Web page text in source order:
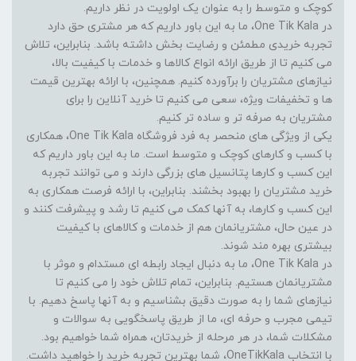
کوچک و متوسط را به عنوان یک اولویت در نظر داریم.
در One Tik Kala، ما به این باور داریم که هر مشتری حق دارد
تجربه خریدی مطمئن و رضایت بخش داشته باشد. بنابراین، تلاش
می کنیم تا از طریق ارائه انواع کالاها و خدمات با کیفیت بالا،
نیازهای مشتریان را برآورده کنیم. همچنین، با ارائه بهترین قیمت
ها و تخفیفات ویژه، سعی می کنیم تا خرید آنلاین را برای
مشتریان به صرفه تر و ساده تر کنیم.
یکی از ویژگی های منحصر به فرد فروشگاه One Tik Kala، همکاری
با کسب و کارهای کوچک و متوسط است. ما به این باور داریم که
این کسب و کارها پتانسیل های بزرگی دارند و می توانند تجربه
خرید مشتریان را بهبود بخشند. بنابراین، با ارائه فرصت همکاری به
این کسب و کارها، به آنها کمک می کنیم تا رشد و پیشرفت کنند و
در عین حال، مشتریانمان هم از خدمات و کالاهای با کیفیت
بیشتری بهره مند شوند.
در One Tik Kala، ما به دنبال ایجاد رابطه ای مستدام و موثر با
مشتریانمان هستیم. بنابراین، تمام تلاش خود را می کنیم تا
نیازهای شما را به صورت دقیق بشناسیم و به آنها پاسخ دهیم. با
تیمی مجرب و حرفه ای، ما از طریق پاسخگویی به سوالات و
مشکلات شما، در هر مرحله از خریدتان، همراه شما خواهیم بود.
با انتخاب OneTikKala، شما بهترین تجربه خرید را خواهید داشت.